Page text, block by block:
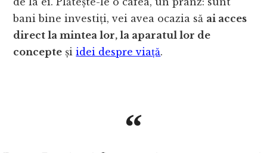
bani bine investiți, vei avea ocazia să ai acces
direct la mintea lor, la aparatul lor de
concepte șiidei despre viață.